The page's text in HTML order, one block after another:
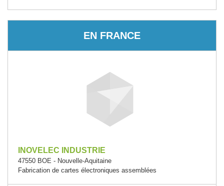
EN FRANCE
INOVELEC INDUSTRIE
47550 BOE - Nouvelle-Aquitaine
Fabrication de cartes électroniques assemblées